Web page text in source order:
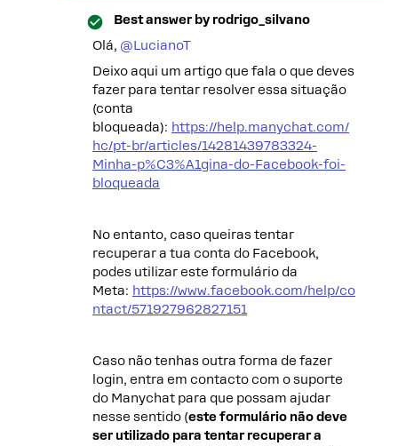
Best answer by rodrigo_silvano
Olá, ​ @LucianoT
Deixo aqui um artigo que fala o que deves
fazer para tentar resolver essa situação
(conta
bloqueada): https://help.manychat.com/
hc/pt-br/articles/14281439783324-
Minha-p%C3%A1gina-do-Facebook-foi-
bloqueada
No entanto, caso queiras tentar
recuperar a tua conta do Facebook,
podes utilizar este formulário da
Meta: https://www.facebook.com/help/co
ntact/571927962827151
Caso não tenhas outra forma de fazer
login, entra em contacto com o suporte
do Manychat para que possam ajudar
nesse sentido (este formulário não deve
ser utilizado para tentar recuperar a